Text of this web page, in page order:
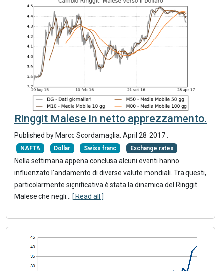
Ringgit Malese in netto apprezzamento.
Published by Marco Scordamaglia. April 28, 2017
NAFTA Dollar Swiss franc Exchange rates
Nella settimana appena conclusa alcuni eventi hanno
influenzato l'andamento di diverse valute mondiali. Tra questi,
particolarmente significativa è stata la dinamica del Ringgit
Malese che negli...
[ Read all ]